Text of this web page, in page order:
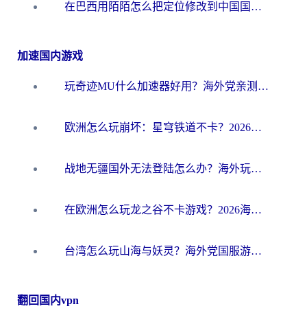
在巴西用陌陌怎么把定位修改到中国国内？海外党必看的回国加速全攻略
加速国内游戏
玩奇迹MU什么加速器好用？海外党亲测：这款加速器让你告别延迟卡顿！
欧洲怎么玩崩坏：星穹铁道不卡？2026海外玩家国服游戏加速器终极攻略
战地无疆国外无法登陆怎么办？海外玩家国服畅玩终极指南（附欧服魔兽EVE加速方案）
在欧洲怎么玩龙之谷不卡游戏？2026海外党国服游戏加速全攻略
台湾怎么玩山海与妖灵？海外党国服游戏加速全攻略，告别延迟卡顿
翻回国内vpn